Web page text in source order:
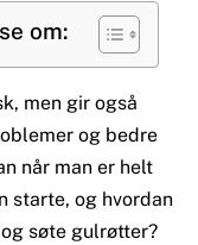
om:
men gir også
og bedre
når man er helt
starte, og hvordan
søte gulrøtter?